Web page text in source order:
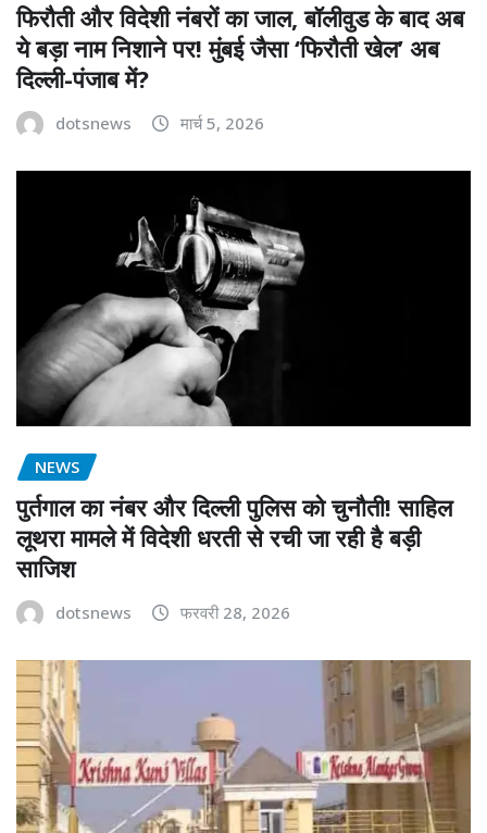
फिरौती और विदेशी नंबरों का जाल, बॉलीवुड के बाद अब
ये बड़ा नाम निशाने पर! मुंबई जैसा ‘फिरौती खेल’ अब
दिल्ली-पंजाब में?
dotsnews मार्च 5, 2026
NEWS
पुर्तगाल का नंबर और दिल्ली पुलिस को चुनौती! साहिल
लूथरा मामले में विदेशी धरती से रची जा रही है बड़ी
साजिश
dotsnews फरवरी 28, 2026